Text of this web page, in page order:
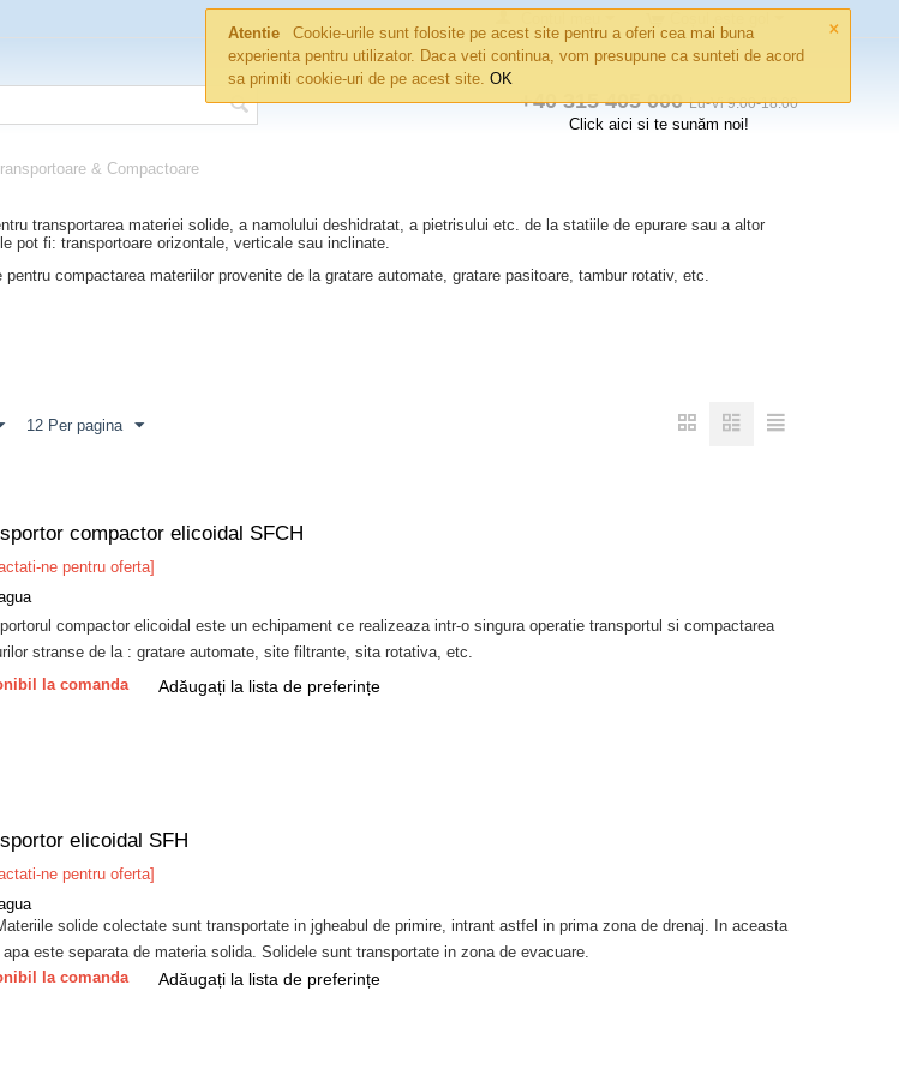
×
Atentie
Cookie-urile sunt folosite pe acest site pentru a oferi cea mai buna
experienta pentru utilizator. Daca veti continua, vom presupune ca sunteti de acord
sa primiti cookie-uri de pe acest site.OK
+40 315 405 000 Lu-Vi 9:00-18:00
Click aici si te sunăm noi!
& Compactoare
transportarea materiei solide, a namolului deshidratat, a pietrisului etc. de la statiile de epurare sau a altor
pot fi: transportoare orizontale, verticale sau inclinate.
compactarea materiilor provenite de la gratare automate, gratare pasitoare, tambur rotativ, etc.
12 Per pagina
compactor elicoidal SFCH
ne pentru oferta]
compactor elicoidal este un echipament ce realizeaza intr-o singura operatie transportul si compactarea
stranse de la : gratare automate, site filtrante, sita rotativa, etc.
la comanda
Adăugați la lista de preferințe
elicoidal SFH
ne pentru oferta]
solide colectate sunt transportate in jgheabul de primire, intrant astfel in prima zona de drenaj. In aceasta
este separata de materia solida. Solidele sunt transportate in zona de evacuare.
la comanda
Adăugați la lista de preferințe